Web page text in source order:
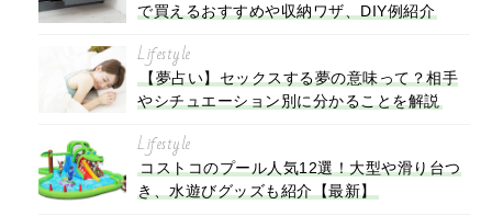
で買えるおすすめや収納ワザ、DIY例紹介
Lifestyle
【夢占い】セックスする夢の意味って？相手
やシチュエーション別に分かることを解説
Lifestyle
コストコのプール人気12選！大型や滑り台つ
き、水遊びグッズも紹介【最新】